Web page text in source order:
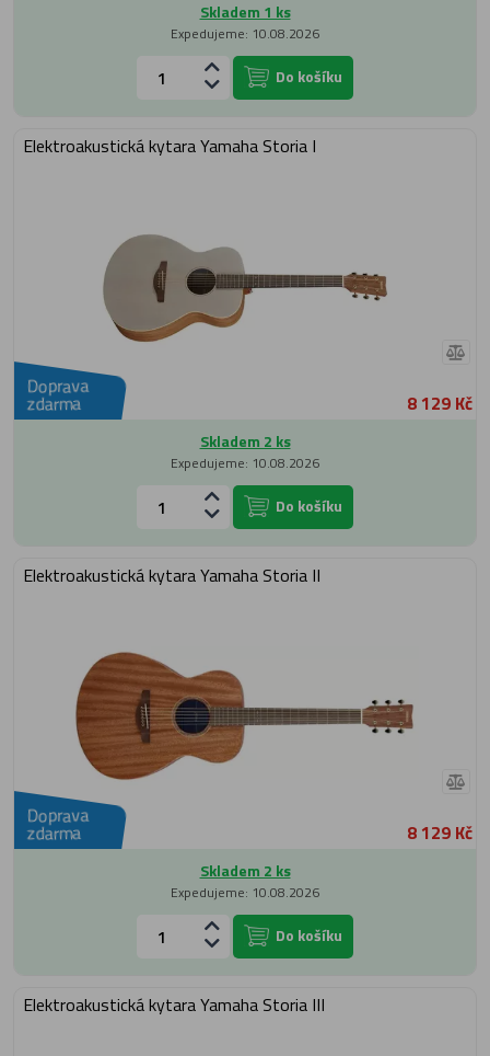
Skladem 1 ks
Expedujeme: 10.08.2026
Do košíku
Elektroakustická kytara Yamaha Storia I
Doprava
zdarma 8 129 Kč
Skladem 2 ks
Expedujeme: 10.08.2026
Do košíku
Elektroakustická kytara Yamaha Storia II
Doprava
zdarma 8 129 Kč
Skladem 2 ks
Expedujeme: 10.08.2026
Do košíku
Elektroakustická kytara Yamaha Storia III